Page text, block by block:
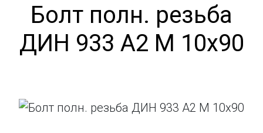
Болт полн. резьба
ДИН 933 А2 М 10х90